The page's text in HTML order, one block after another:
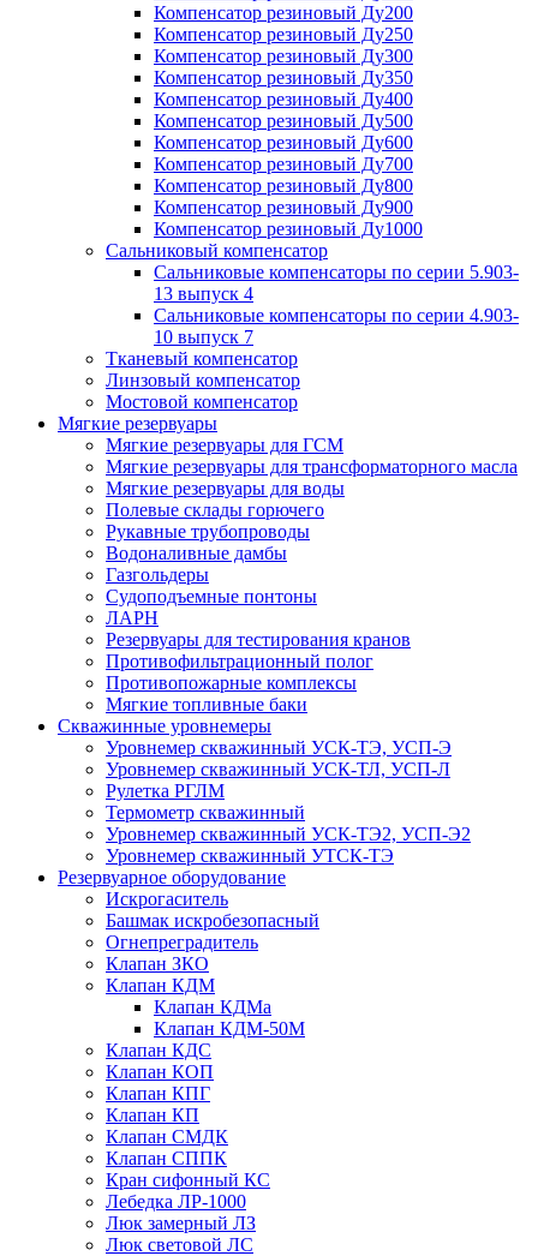
Компенсатор резиновый Ду200
Компенсатор резиновый Ду250
Компенсатор резиновый Ду300
Компенсатор резиновый Ду350
Компенсатор резиновый Ду400
Компенсатор резиновый Ду500
Компенсатор резиновый Ду600
Компенсатор резиновый Ду700
Компенсатор резиновый Ду800
Компенсатор резиновый Ду900
Компенсатор резиновый Ду1000
Сальниковый компенсатор
Сальниковые компенсаторы по серии 5.903-
13 выпуск 4
Сальниковые компенсаторы по серии 4.903-
10 выпуск 7
Тканевый компенсатор
Линзовый компенсатор
Мостовой компенсатор
Мягкие резервуары
Мягкие резервуары для ГСМ
Мягкие резервуары для трансформаторного масла
Мягкие резервуары для воды
Полевые склады горючего
Рукавные трубопроводы
Водоналивные дамбы
Газгольдеры
Судоподъемные понтоны
ЛАРН
Резервуары для тестирования кранов
Противофильтрационный полог
Противопожарные комплексы
Мягкие топливные баки
Скважинные уровнемеры
Уровнемер скважинный УСК-ТЭ, УСП-Э
Уровнемер скважинный УСК-ТЛ, УСП-Л
Рулетка РГЛМ
Термометр скважинный
Уровнемер скважинный УСК-ТЭ2, УСП-Э2
Уровнемер скважинный УТСК-ТЭ
Резервуарное оборудование
Искрогаситель
Башмак искробезопасный
Огнепреградитель
Клапан ЗКО
Клапан КДМ
Клапан КДМа
Клапан КДМ-50М
Клапан КДС
Клапан КОП
Клапан КПГ
Клапан КП
Клапан СМДК
Клапан СППК
Кран сифонный КС
Лебедка ЛР-1000
Люк замерный ЛЗ
Люк световой ЛС